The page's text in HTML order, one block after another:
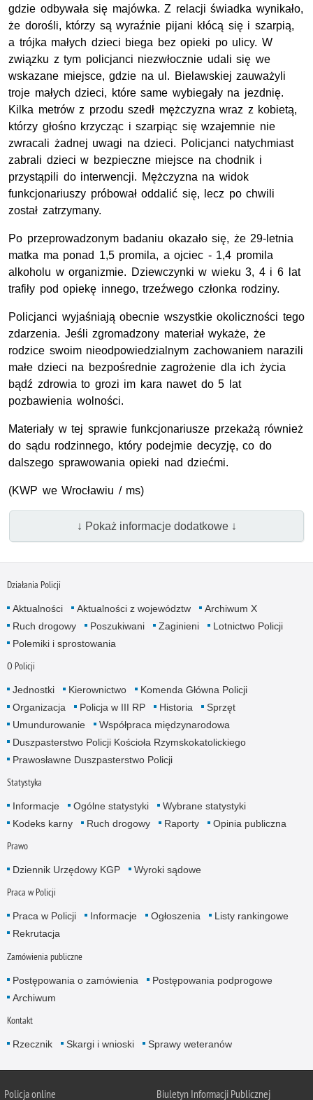
gdzie odbywała się majówka. Z relacji świadka wynikało,
że dorośli, którzy są wyraźnie pijani kłócą się i szarpią,
a trójka małych dzieci biega bez opieki po ulicy. W
związku z tym policjanci niezwłocznie udali się we
wskazane miejsce, gdzie na ul. Bielawskiej zauważyli
troje małych dzieci, które same wybiegały na jezdnię.
Kilka metrów z przodu szedł mężczyzna wraz z kobietą,
którzy głośno krzycząc i szarpiąc się wzajemnie nie
zwracali żadnej uwagi na dzieci. Policjanci natychmiast
zabrali dzieci w bezpieczne miejsce na chodnik i
przystąpili do interwencji. Mężczyzna na widok
funkcjonariuszy próbował oddalić się, lecz po chwili
został zatrzymany.
Po przeprowadzonym badaniu okazało się, że 29-letnia
matka ma ponad 1,5 promila, a ojciec - 1,4 promila
alkoholu w organizmie. Dziewczynki w wieku 3, 4 i 6 lat
trafiły pod opiekę innego, trzeźwego członka rodziny.
Policjanci wyjaśniają obecnie wszystkie okoliczności tego
zdarzenia. Jeśli zgromadzony materiał wykaże, że
rodzice swoim nieodpowiedzialnym zachowaniem narazili
małe dzieci na bezpośrednie zagrożenie dla ich życia
bądź zdrowia to grozi im kara nawet do 5 lat
pozbawienia wolności.
Materiały w tej sprawie funkcjonariusze przekażą również
do sądu rodzinnego, który podejmie decyzję, co do
dalszego sprawowania opieki nad dziećmi.
(KWP we Wrocławiu / ms)
↓ Pokaż informacje dodatkowe ↓
Działania Policji
Aktualności Aktualności z województw
Archiwum X
Ruch drogowy
Poszukiwani Zaginieni
Lotnictwo Policji
Polemiki i sprostowania
O Policji
Jednostki Kierownictwo
Komenda Główna Policji
Organizacja
Policja w III RP Historia
Sprzęt
Umundurowanie
Współpraca międzynarodowa
Duszpasterstwo Policji Kościoła Rzymskokatolickiego
Prawosławne Duszpasterstwo Policji
Statystyka
Informacje Ogólne statystyki
Wybrane statystyki
Kodeks karny
Ruch drogowy Raporty Opinia publiczna
Prawo
Dziennik Urzędowy KGP Wyroki sądowe
Praca w Policji
Praca w Policji Informacje Ogłoszenia
Listy rankingowe
Rekrutacja
Zamówienia publiczne
Postępowania o zamówienia
Postępowania podprogowe
Archiwum
Kontakt
Rzecznik Skargi i wnioski Sprawy weteranów
Policjaonline Biuletyn Informacji Publicznej